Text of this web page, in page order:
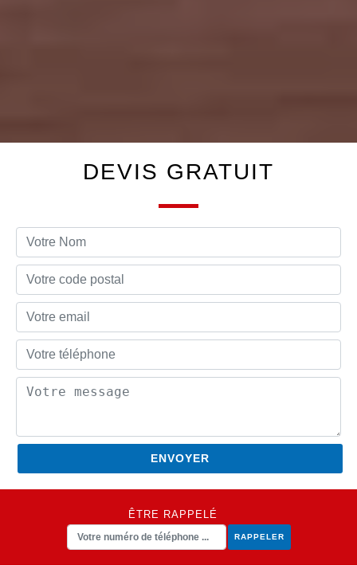
DEVIS GRATUIT
ÊTRE RAPPELÉ